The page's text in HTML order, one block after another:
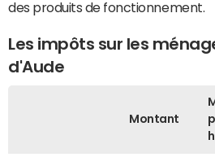
des produits de fonctionnement.
Les impôts sur les
d'Aude
Montant